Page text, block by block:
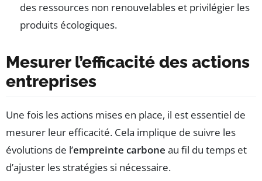
des ressources non renouvelables et privilégier les
produits écologiques.
Mesurer l’efficacité des actions
entreprises
Une fois les actions mises en place, il est essentiel de
mesurer leur efficacité. Cela implique de suivre les
évolutions de l’empreinte carbone au fil du temps et
d’ajuster les stratégies si nécessaire.